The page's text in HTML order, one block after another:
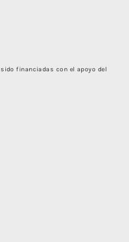
financiadas con el apoyo del